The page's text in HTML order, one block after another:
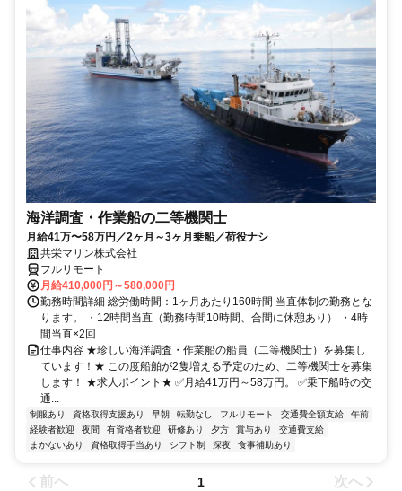
海洋調査・作業船の二等機関士
月給41万〜58万円／2ヶ月～3ヶ月乗船／荷役ナシ
共栄マリン株式会社
フルリモート
月給410,000円～580,000円
勤務時間詳細 総労働時間：1ヶ月あたり160時間 当直体制の勤務とな
ります。 ・12時間当直（勤務時間10時間、合間に休憩あり） ・4時
間当直×2回
仕事内容 ★珍しい海洋調査・作業船の船員（二等機関士）を募集し
ています！★ この度船舶が2隻増える予定のため、二等機関士を募集
します！ ★求人ポイント★ ✅月給41万円～58万円。 ✅乗下船時の交
通...
制服あり 資格取得支援あり 早朝 転勤なし フルリモート 交通費全額支給
午前
経験者歓迎
夜間 有資格者歓迎 研修あり 夕方 賞与あり
交通費支給
まかないあり
資格取得手当あり シフト制 深夜 食事補助あり
前へ 1 次へ